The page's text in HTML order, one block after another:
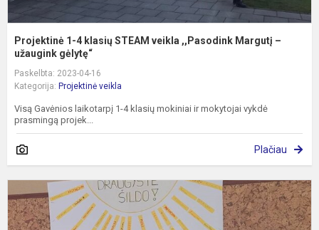
Projektinė 1-4 klasių STEAM veikla ,,Pasodink Margutį –
užaugink gėlytę“
Paskelbta: 2023-04-16
Kategorija: Projektinė veikla
Visą Gavėnios laikotarpį 1-4 klasių mokiniai ir mokytojai vykdė
prasmingą projek...
Plačiau